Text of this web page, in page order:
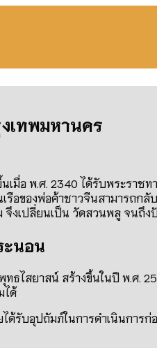
เทพมหานคร
มื่อ พ.ศ. 2340 ได้รับพระราช
รือของพ่อค้าชาวจีนสามารถ
จึงเปลี่ยนเป็น วัดสวนพลู จนถึ
ะนอน
ธไสยาสน์ สร้างขึ้นในปี พ.ศ.
ได้
ได้รับอุปถัมภ์ในการดำเนินก